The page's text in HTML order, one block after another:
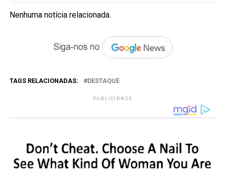
Nenhuma notícia relacionada.
TAGS RELACIONADAS: DESTAQUE
PUBLICIDADE